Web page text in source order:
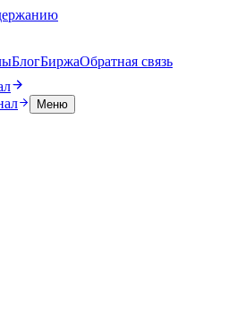
БлогБиржаОбратная связь
Меню